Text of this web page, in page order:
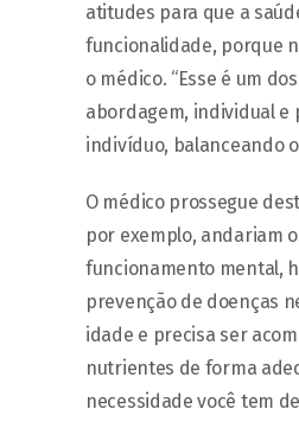
atitudes para que a
funcionalidade, porque
o médico. “Esse é um
abordagem, individual e
indivíduo, balanceando
O médico prossegue
por exemplo, andariam
funcionamento mental,
prevenção de doenças
idade e precisa ser
nutrientes de forma
necessidade você tem